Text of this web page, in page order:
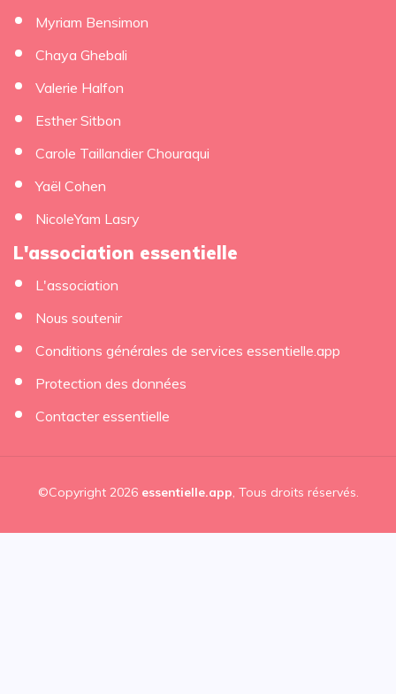
Myriam Bensimon
Chaya Ghebali
Valerie Halfon
Esther Sitbon
Carole Taillandier Chouraqui
Yaël Cohen
NicoleYam Lasry
L'association essentielle
L'association
Nous soutenir
Conditions générales de services essentielle.app
Protection des données
Contacter essentielle
©Copyright 2026 essentielle.app, Tous droits réservés.